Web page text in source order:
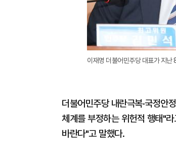
이재명 더불어민주당 대표가 지
더불어민주당 내란극복·국정안
체계를 부정하는 위헌적 행태"
바란다"고 말했다.